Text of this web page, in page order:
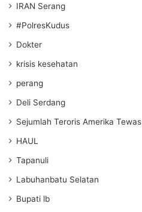
IRAN Serang
#PolresKudus
Dokter
krisis kesehatan
perang
Deli Serdang
Sejumlah Teroris Amerika Tewas
HAUL
Tapanuli
Labuhanbatu Selatan
Bupati lb